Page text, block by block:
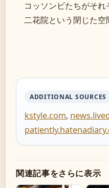
コッソンビたちがそれ
二花院という閉じた
ADDITIONAL SOURCES
kstyle.com,
関連記事をさらに表示